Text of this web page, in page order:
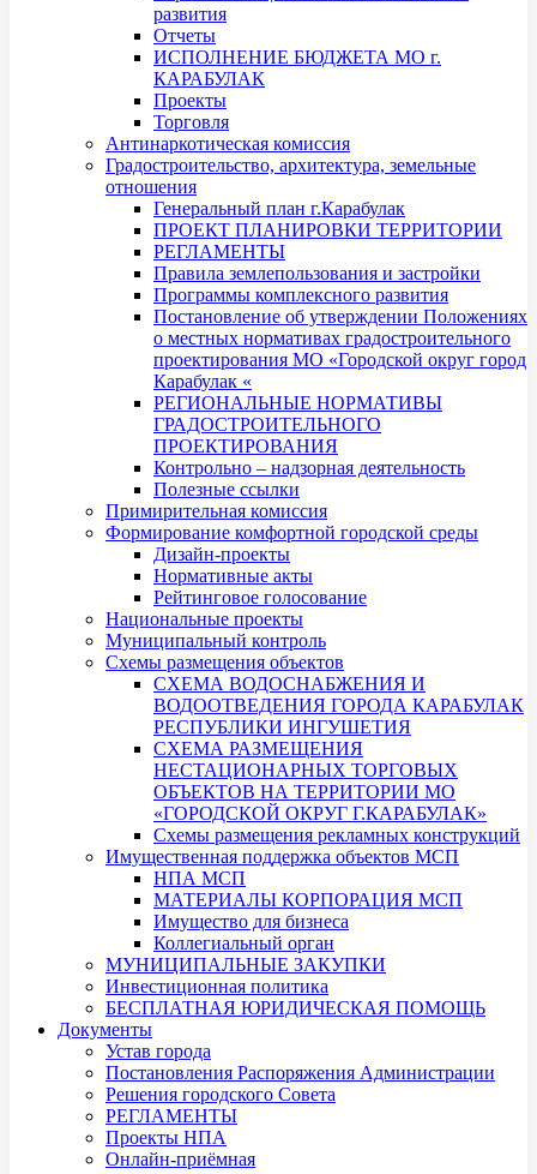
развития
Отчеты
ИСПОЛНЕНИЕ БЮДЖЕТА МО г.
КАРАБУЛАК
Проекты
Торговля
Антинаркотическая комиссия
Градостроительство, архитектура, земельные
отношения
Генеральный план г.Карабулак
ПРОЕКТ ПЛАНИРОВКИ ТЕРРИТОРИИ
РЕГЛАМЕНТЫ
Правила землепользования и застройки
Программы комплексного развития
Постановление об утверждении Положениях
о местных нормативах градостроительного
проектирования МО «Городской округ город
Карабулак «
РЕГИОНАЛЬНЫЕ НОРМАТИВЫ
ГРАДОСТРОИТЕЛЬНОГО
ПРОЕКТИРОВАНИЯ
Контрольно – надзорная деятельность
Полезные ссылки
Примирительная комиссия
Формирование комфортной городской среды
Дизайн-проекты
Нормативные акты
Рейтинговое голосование
Национальные проекты
Муниципальный контроль
Схемы размещения объектов
СХЕМА ВОДОСНАБЖЕНИЯ И
ВОДООТВЕДЕНИЯ ГОРОДА КАРАБУЛАК
РЕСПУБЛИКИ ИНГУШЕТИЯ
СХЕМА РАЗМЕЩЕНИЯ
НЕСТАЦИОНАРНЫХ ТОРГОВЫХ
ОБЪЕКТОВ НА ТЕРРИТОРИИ МО
«ГОРОДСКОЙ ОКРУГ Г.КАРАБУЛАК»
Схемы размещения рекламных конструкций
Имущественная поддержка объектов МСП
НПА МСП
МАТЕРИАЛЫ КОРПОРАЦИЯ МСП
Имущество для бизнеса
Коллегиальный орган
МУНИЦИПАЛЬНЫЕ ЗАКУПКИ
Инвестиционная политика
БЕСПЛАТНАЯ ЮРИДИЧЕСКАЯ ПОМОЩЬ
Документы
Устав города
Постановления Распоряжения Администрации
Решения городского Совета
РЕГЛАМЕНТЫ
Проекты НПА
Онлайн-приёмная